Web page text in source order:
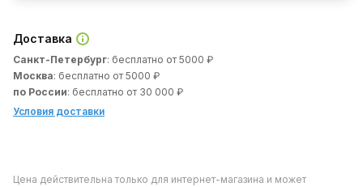
Доставка
Санкт-Петербург: бесплатно от 5000 ₽
Москва: бесплатно от 5000 ₽
по России: бесплатно от 30 000 ₽
Условия доставки
Цена действительна только для интернет-магазина и может